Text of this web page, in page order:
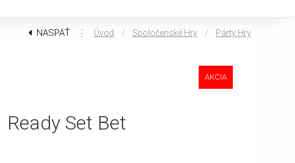
NASPÄŤ ⋮ Úvod / Spoločenské Hry / Párty Hry
AKCIA
Ready Set Bet